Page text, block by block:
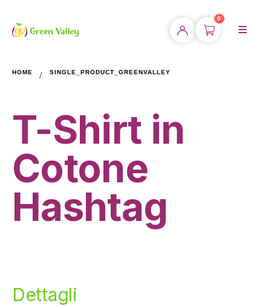
0
HOME SINGLE_PRODUCT_GREENVALLEY
T-Shirt in
Cotone
Hashtag
Dettagli